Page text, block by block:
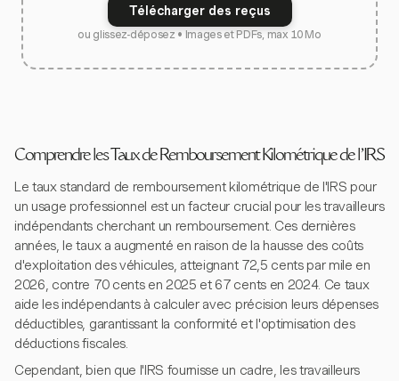
Télécharger des reçus
ou glissez-déposez • Images et PDFs, max 10 Mo
Comprendre les Taux de Remboursement Kilométrique de l'IRS
Le taux standard de remboursement kilométrique de l'IRS pour
un usage professionnel est un facteur crucial pour les travailleurs
indépendants cherchant un remboursement. Ces dernières
années, le taux a augmenté en raison de la hausse des coûts
d'exploitation des véhicules, atteignant 72,5 cents par mile en
2026, contre 70 cents en 2025 et 67 cents en 2024. Ce taux
aide les indépendants à calculer avec précision leurs dépenses
déductibles, garantissant la conformité et l'optimisation des
déductions fiscales.
Cependant, bien que l'IRS fournisse un cadre, les travailleurs